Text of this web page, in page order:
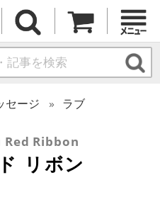
セージ
ラブ
Ribbon
リボン